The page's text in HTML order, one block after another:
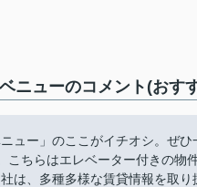
ニューのコメント(おす
ニュー」のここがイチオシ。ぜ
こちらはエレベーター付きの
は、多種多様な賃貸情報を取